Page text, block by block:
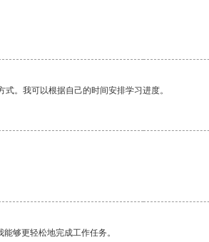
。我可以根据自己的时间安排学习进度。
够更轻松地完成工作任务。